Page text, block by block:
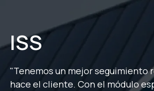
ISS
"Tenemos un mejor seguimiento
hace el cliente. Con el módulo